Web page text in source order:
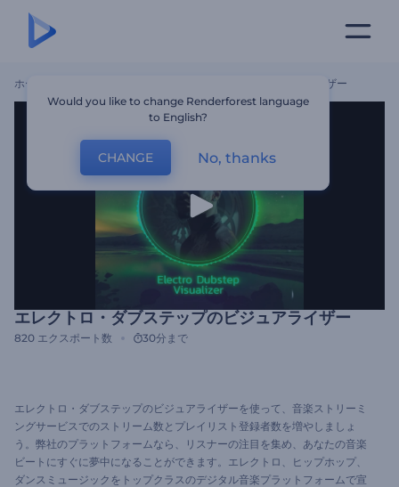
ホーム エレクトロ・ダブステップのビジュアライザー
エレクトロ・ダブステップのビジュアライザー
820 エクスポート数 30分まで
エレクトロ・ダブステップのビジュアライザーを使って、音楽ストリーミ
ングサービスでのストリーム数とプレイリスト登録者数を増やしましょ
う。弊社のプラットフォームなら、リスナーの注目を集め、あなたの音楽
ビートにすぐに夢中になることができます。エレクトロ、ヒップホップ、
ダンスミュージックをトップクラスのデジタル音楽プラットフォームで宣
Would you like to change Renderforest language
to English?
CHANGE No, thanks